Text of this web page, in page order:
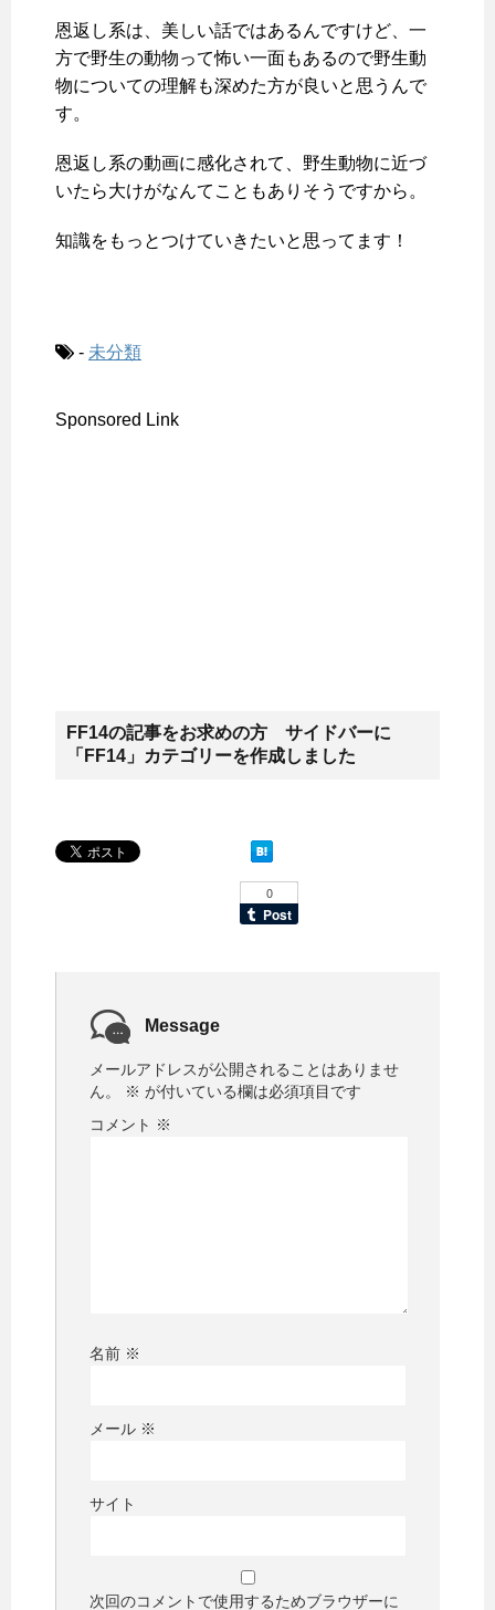
恩返し系は、美しい話ではあるんですけど、一
方で野生の動物って怖い一面もあるので野生動
物についての理解も深めた方が良いと思うんで
す。
恩返し系の動画に感化されて、野生動物に近づ
いたら大けがなんてこともありそうですから。
知識をもっとつけていきたいと思ってます！
- 未分類
Sponsored Link
FF14の記事をお求めの方 サイドバーに
「FF14」カテゴリーを作成しました
Message
メールアドレスが公開されることはありませ
ん。
※ が付いている欄は必須項目です
コメント ※
名前 ※
メール ※
サイト
次回のコメントで使用するためブラウザーに